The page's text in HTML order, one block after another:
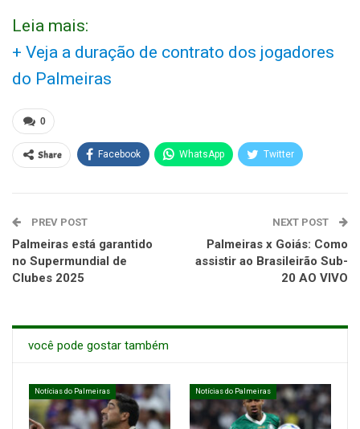
Leia mais:
+ Veja a duração de contrato dos jogadores
do Palmeiras
0
Share Facebook WhatsApp Twitter
PREV POST
Palmeiras está garantido
no Supermundial de
Clubes 2025
NEXT POST
Palmeiras x Goiás: Como
assistir ao Brasileirão Sub-
20 AO VIVO
você pode gostar também
Notícias do Palmeiras Notícias do Palmeiras